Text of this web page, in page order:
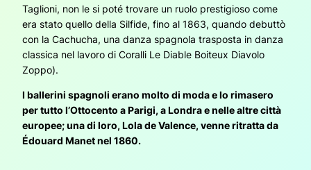
Taglioni, non le si poté trovare un ruolo prestigioso come
era stato quello della Silfide, fino al 1863, quando debuttò
con la Cachucha, una danza spagnola trasposta in danza
classica nel lavoro di Coralli Le Diable Boiteux Diavolo
Zoppo).
I ballerini spagnoli erano molto di moda e lo rimasero
per tutto l’Ottocento a Parigi, a Londra e nelle altre città
europee; una di loro, Lola de Valence, venne ritratta da
Édouard Manet nel 1860.